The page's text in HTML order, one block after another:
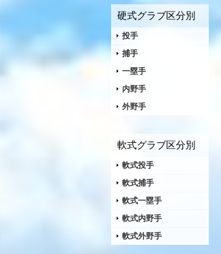
硬式グラブ区分別
投手
捕手
一塁手
内野手
外野手
軟式グラブ区分別
軟式投手
軟式捕手
軟式一塁手
軟式内野手
軟式外野手